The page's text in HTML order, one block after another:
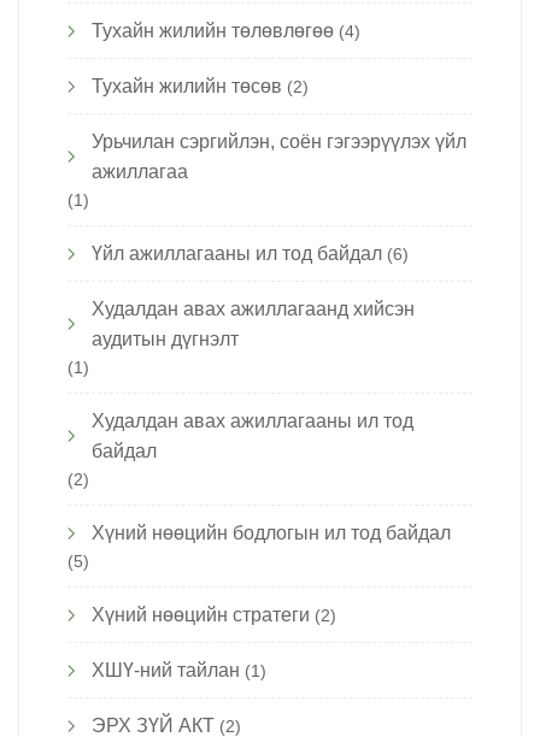
Тухайн жилийн төлөвлөгөө (4)
Тухайн жилийн төсөв (2)
Урьчилан сэргийлэн, соён гэгээрүүлэх үйл
ажиллагаа
(1)
Үйл ажиллагааны ил тод байдал (6)
Худалдан авах ажиллагаанд хийсэн
аудитын дүгнэлт
(1)
Худалдан авах ажиллагааны ил тод
байдал
(2)
Хүний нөөцийн бодлогын ил тод байдал
(5)
Хүний нөөцийн стратеги (2)
ХШҮ-ний тайлан (1)
ЭРХ ЗҮЙ АКТ (2)